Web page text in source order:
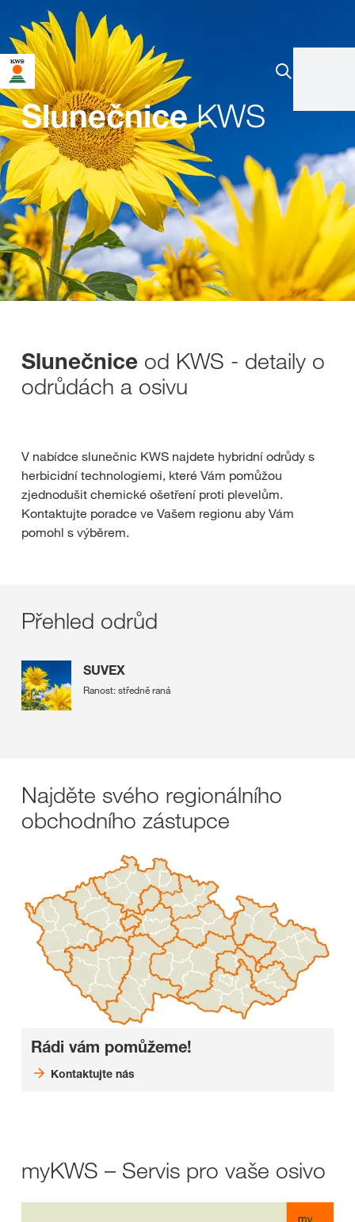
SlunečniceKWS
Slunečnice od KWS - detaily o
odrůdách a osivu
V nabídce slunečnic KWS najdete hybridní odrůdy s
herbicidní technologiemi, které Vám pomůžou
zjednodušit chemické ošetření proti plevelům.
Kontaktujte poradce ve Vašem regionu aby Vám
pomohl s výběrem.
Přehled odrůd
SUVEX
Ranost: středně raná
Najděte svého regionálního
obchodního zástupce
Rádi vám pomůžeme!
Kontaktujte nás
myKWS – Servis pro vaše osivo